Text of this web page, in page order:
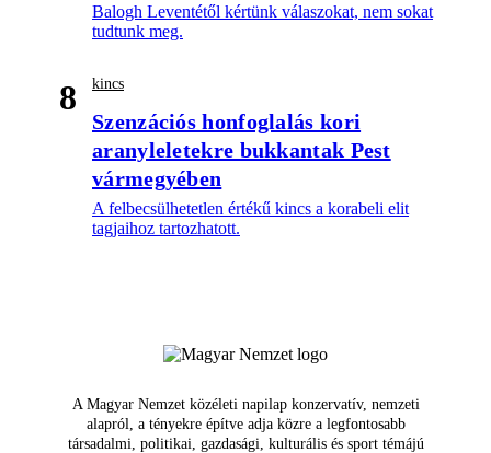
Balogh Leventétől kértünk válaszokat, nem sokat
tudtunk meg.
8 kincs
Szenzációs honfoglalás kori
aranyleletekre bukkantak Pest
vármegyében
A felbecsülhetetlen értékű kincs a korabeli elit
tagjaihoz tartozhatott.
A Magyar Nemzet közéleti napilap konzervatív, nemzeti
alapról, a tényekre építve adja közre a legfontosabb
társadalmi, politikai, gazdasági, kulturális és sport témájú